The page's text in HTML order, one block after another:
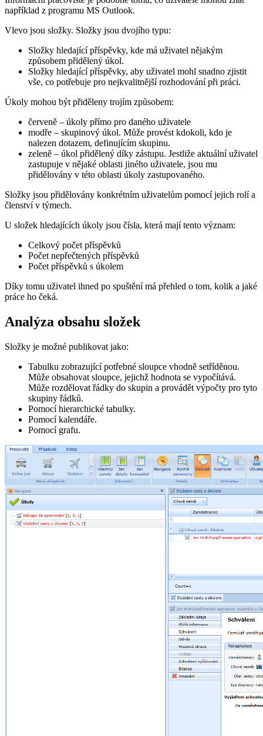
například z programu MS Outlook.
Vlevo jsou složky. Složky jsou dvojího typu:
Složky hledající příspěvky, kde má uživatel nějakým
způsobem přidělený úkol.
Složky hledající příspěvky, aby uživatel mohl snadno zjistit
vše, co potřebuje pro nejkvalitnější rozhodování při práci.
Úkoly mohou být přiděleny trojím způsobem:
červeně – úkoly přímo pro daného uživatele
modře – skupinový úkol. Může provést kdokoli, kdo je
nalezen dotazem, definujícím skupinu.
zeleně – úkol přidělený díky zástupu. Jestliže aktuální uživatel
zastupuje v nějaké oblasti jiného uživatele, jsou mu
přidělovány v této oblasti úkoly zastupovaného.
Složky jsou přidělovány konkrétním uživatelům pomocí jejich rolí a
členství v týmech.
U složek hledajících úkoly jsou čísla, která mají tento význam:
Celkový počet příspěvků
Počet nepřečtených příspěvků
Počet příspěvků s úkolem
Díky tomu uživatel ihned po spuštění má přehled o tom, kolik a jaké
práce ho čeká.
Analýza obsahu složek
Složky je možné publikovat jako:
Tabulku zobrazující potřebné sloupce vhodně setříděnou.
Může obsahovat sloupce, jejichž hodnota se vypočítává.
Může rozdělovat řádky do skupin a provádět výpočty pro tyto
skupiny řádků.
Pomocí hierarchické tabulky.
Pomocí kalendáře.
Pomocí grafu.